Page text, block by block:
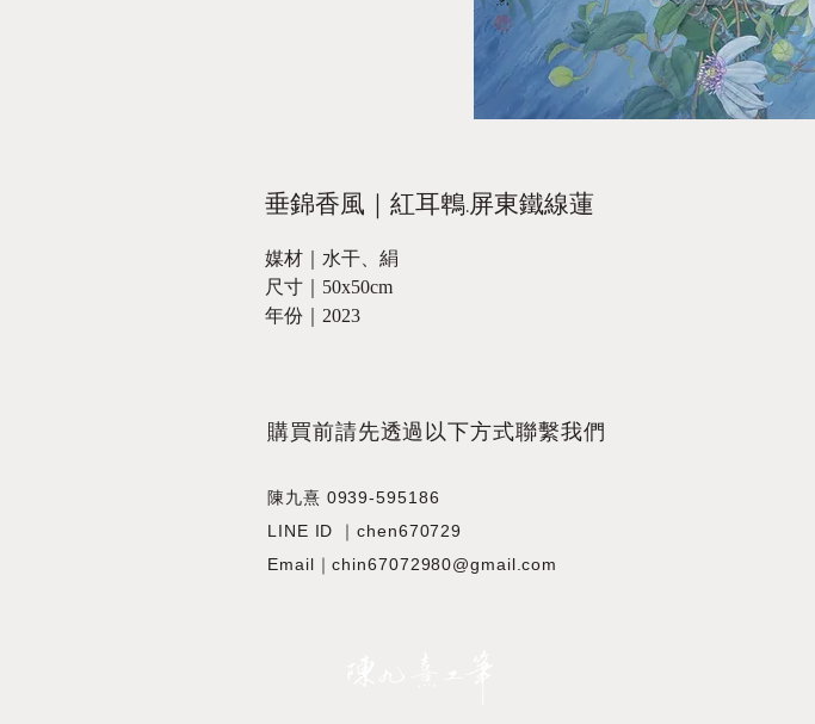
垂錦香風｜紅耳鵯.屏東鐵線蓮
媒材｜水干、絹
尺寸｜50x50cm
年份｜2023
​購買前請先透過以下方式聯繫我們
陳九熹 0939-595186
LINE ID ｜chen670729
Email｜chin67072980@gmail.com